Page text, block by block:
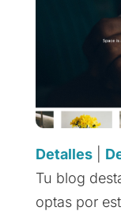
Detalles|
Tu blog
optas por
Facebook
Twitter
Gmail